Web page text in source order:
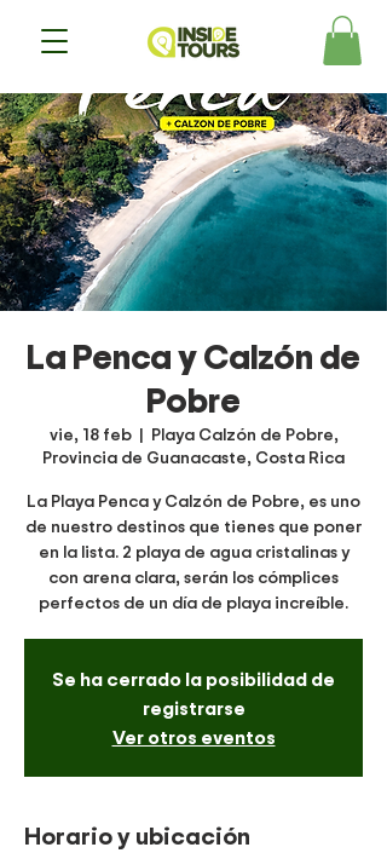
La Penca y Calzón de
Pobre
vie, 18 feb
  |
Playa Calzón de Pobre,
Provincia de Guanacaste, Costa Rica
La Playa Penca y Calzón de Pobre, es uno
de nuestro destinos que tienes que poner
en la lista. 2 playa de agua cristalinas y
con arena clara, serán los cómplices
perfectos de un día de playa increíble.
Se ha cerrado la posibilidad de
registrarse
Ver otros eventos
Horario y ubicación